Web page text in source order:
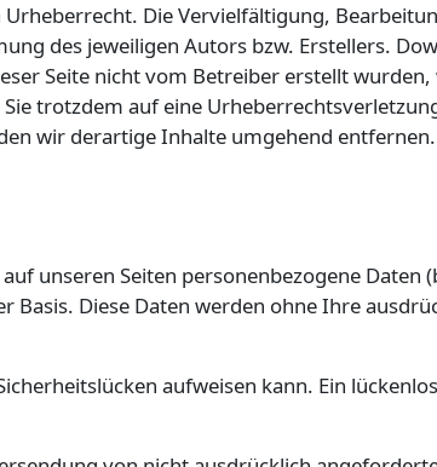
Die Vervielfältigung,
des jeweiligen Autors bzw. Erstellers.
Seite nicht vom Betreiber erstellt wurden,
trotzdem auf eine
wir derartige Inhalte umgehend entfernen.
unseren Seiten personenbezogene Daten
Diese Daten werden ohne Ihre
aufweisen kann. Ein